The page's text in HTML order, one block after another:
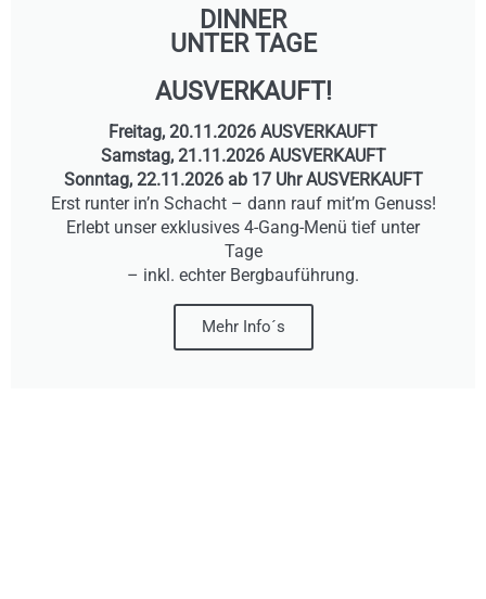
DINNER
UNTER TAGE
AUSVERKAUFT!
Freitag, 20.11.2026 AUSVERKAUFT
Samstag, 21.11.2026 AUSVERKAUFT
Sonntag, 22.11.2026 ab 17 Uhr AUSVERKAUFT
Erst runter in’n Schacht – dann rauf mit’m Genuss!
Erlebt unser exklusives 4-Gang-Menü tief unter
Tage
– inkl. echter Bergbauführung.
Mehr Info´s